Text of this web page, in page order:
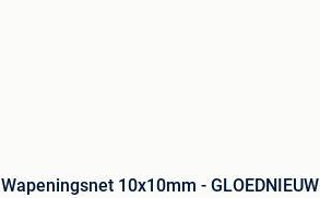
Wapeningsnet 10x10mm - GLOEDNIEUW